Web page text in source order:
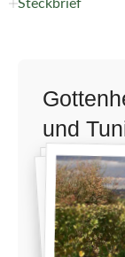
Steckbrief
und